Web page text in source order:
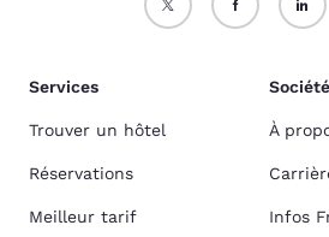
Services
Trouver un hôtel
Réservations
Meilleur tarif
Société
À
Infos